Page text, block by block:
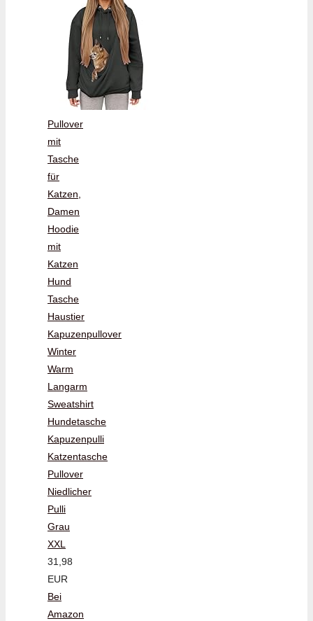
Pullover
mit
Tasche
für
Katzen,
Damen
Hoodie
mit
Katzen
Hund
Tasche
Haustier
Kapuzenpullover
Winter
Warm
Langarm
Sweatshirt
Hundetasche
Kapuzenpulli
Katzentasche
Pullover
Niedlicher
Pulli
Grau
XXL
31,98
EUR
Bei
Amazon